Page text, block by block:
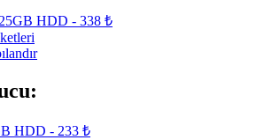
HDD - 338 ₺
HDD - 233 ₺